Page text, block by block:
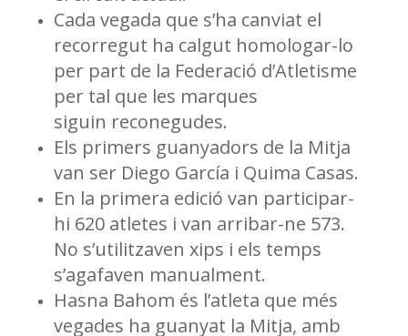
Cada vegada que s’ha canviat el
recorregut ha calgut homologar-lo
per part de la Federació d’Atletisme
per tal que les marques
siguin reconegudes.
Els primers guanyadors de la Mitja
van ser Diego García i Quima Casas.
En la primera edició van participar-
hi 620 atletes i van arribar-ne 573.
No s’utilitzaven xips i els temps
s’agafaven manualment.
Hasna Bahom és l’atleta que més
vegades ha guanyat la Mitja, amb